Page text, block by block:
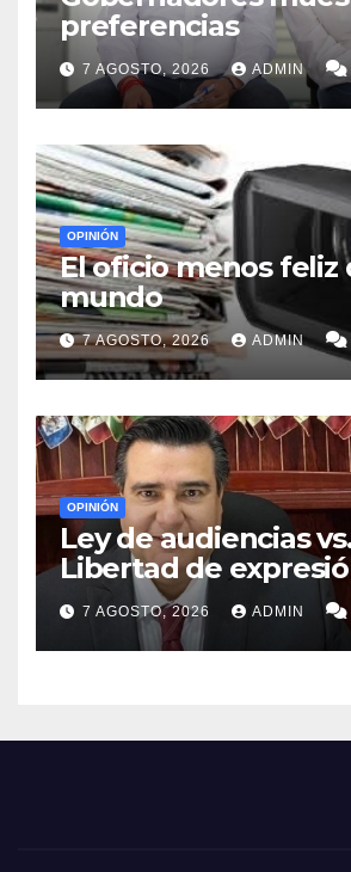
preferencias
7 AGOSTO, 2026 ADMIN
OPINIÓN
El oficio menos feliz
mundo
7 AGOSTO, 2026 ADMIN
OPINIÓN
Ley de audiencias
Libertad de
7 AGOSTO, 2026 ADMIN